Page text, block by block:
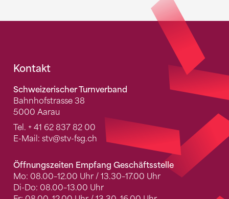
Fusszeile
Kontakt
Schweizerischer Turnverband
Bahnhofstrasse 38
5000 Aarau
Tel. + 41 62 837 82 00
E-Mail: stv@stv-fsg.ch
Öffnungszeiten Empfang Geschäftsstelle
Mo: 08.00–12.00 Uhr / 13.30–17.00 Uhr
Di-Do: 08.00–13.00 Uhr